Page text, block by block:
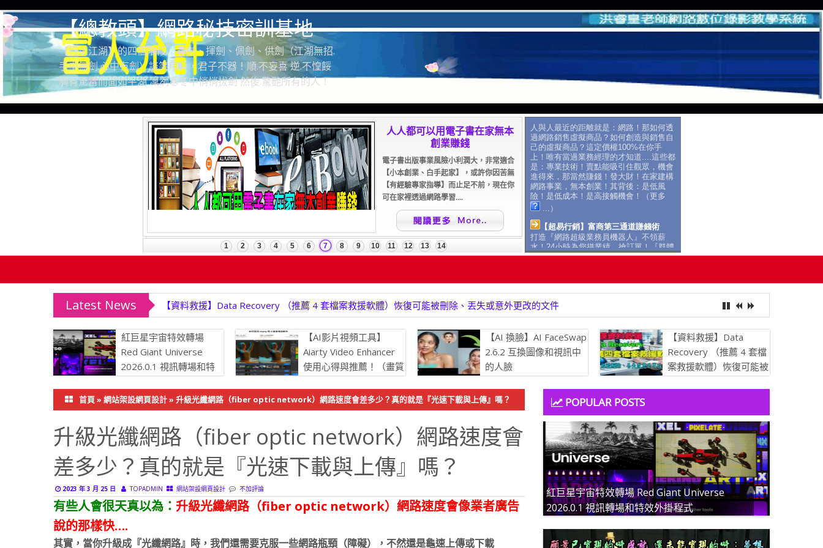
【總教頭】網路秘技密訓基地
【行走江湖】的四個階段：尋劍、揮劍、佩劍、供劍（江湖無招.
手中無劍.心中有劍）談笑用兵，君子不器！順.不妄喜 逆.不惶餒
胸有驚雷而面如平湖 凜冽寒冬中悄悄拔劍 然後.驚艷所有的人！
Latest News 【資料救援】Data Recovery （推薦 4 套檔案救援軟體）恢復可能被刪除、丟失或意外更改的文件
紅巨星宇宙特效轉場
Red Giant Universe
2026.0.1 視訊轉場和特
【AI影片視頻工具】
Aiarty Video Enhancer
使用心得與推薦！（畫質
力降噪、消除模糊、提升畫質，將瑕疵的
影片修復至 4K 清晰度）
【AI 換臉】AI FaceSwap
2.6.2 互換圖像和視訊中
的人臉
【資料救援】Data
Recovery （推薦 4 套檔
案救援軟體）恢復可能被
文件
首頁» 網站架設網頁設計» 升級光纖網路（fiber optic network）網路速度會差多少？真的就是『光速下載與上傳』嗎？
升級光纖網路（fiber optic network）網路速度會
差多少？真的就是『光速下載與上傳』嗎？
2023 年 3 月 25 日 TOPADMIN 網站架設網頁設計 不加評論
有些人會很天真以為： 升級光纖網路（fiber optic network）網路速度會像業者廣告
說的那樣快….
其實，當你升級成『光纖網路』時，我們還需要克服一些網路瓶頸（障礙），不然還是龜速上傳或下載
POPULAR POSTS
紅巨星宇宙特效轉場 Red Giant Universe
2026.0.1 視訊轉場和特效外掛程式